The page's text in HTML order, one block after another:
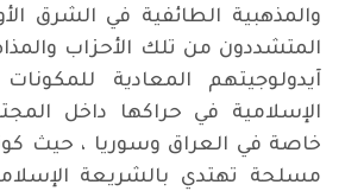
والمذهبية الطائفية في الشرق
المتشددون من تلك الأحزاب
آيدولوجيتهم المعادية
الإسلامية في حراكها داخل
خاصة في العراق وسوريا ، حيث
مسلحة تهتدي بالشريعة